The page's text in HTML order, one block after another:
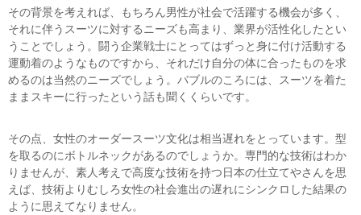
その背景を考えれば、もちろん男性が社会で活躍する機会が多く、
それに伴うスーツに対するニーズも高まり、業界が活性化したとい
うことでしょう。闘う企業戦士にとってはずっと身に付け活動する
運動着のようなものですから、それだけ自分の体に合ったものを求
めるのは当然のニーズでしょう。バブルのころには、スーツを着た
ままスキーに行ったという話も聞くくらいです。
その点、女性のオーダースーツ文化は相当遅れをとっています。型
を取るのにボトルネックがあるのでしょうか。専門的な技術はわか
りませんが、素人考えで高度な技術を持つ日本の仕立てやさんを思
えば、技術よりむしろ女性の社会進出の遅れにシンクロした結果の
ように思えてなりません。